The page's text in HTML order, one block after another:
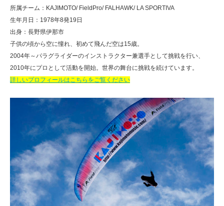
所属チーム：KAJIMOTO/ FieldPro/ FALHAWK/ LA SPORTIVA
生年月日：1978年8発19日
出身：長野県伊那市
子供の頃から空に憧れ、初めて飛んだ空は15歳。
2004年～パラグライダーのインストラクター兼選手として挑戦を行い、
2010年にプロとして活動を開始。世界の舞台に挑戦を続けています。
詳しいプロフィールはこちらをご覧ください